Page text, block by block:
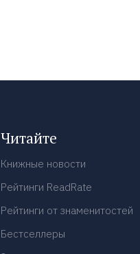
Читайте
Книжные новости
Рейтинги ReadRate
Рейтинги от знаменитостей
Бестселлеры